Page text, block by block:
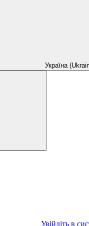
Україна
Увійдіть в